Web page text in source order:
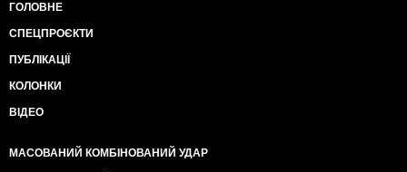
ГОЛОВНЕ
СПЕЦПРОЄКТИ
ПУБЛІКАЦІЇ
КОЛОНКИ
ВІДЕО
МАСОВАНИЙ КОМБІНОВАНИЙ УДАР